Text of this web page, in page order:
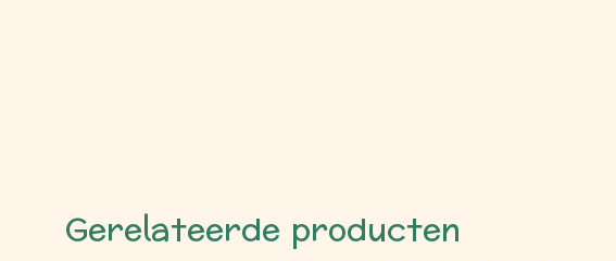
Gerelateerde producten